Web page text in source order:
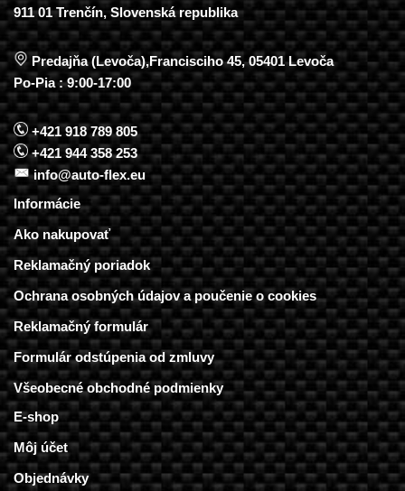
911 01 Trenčín, Slovenská republika
Predajňa (Levoča),Francisciho 45, 05401 Levoča
Po-Pia : 9:00-17:00
+421 918 789 805
+421 944 358 253
info@auto-flex.eu
Informácie
Ako nakupovať
Reklamačný poriadok
Ochrana osobných údajov a poučenie o cookies
Reklamačný formulár
Formulár odstúpenia od zmluvy
Všeobecné obchodné podmienky
E-shop
Môj účet
Objednávky